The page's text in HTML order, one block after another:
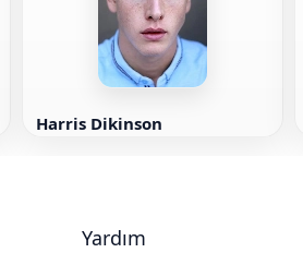
Harris Dikinson
Yardım